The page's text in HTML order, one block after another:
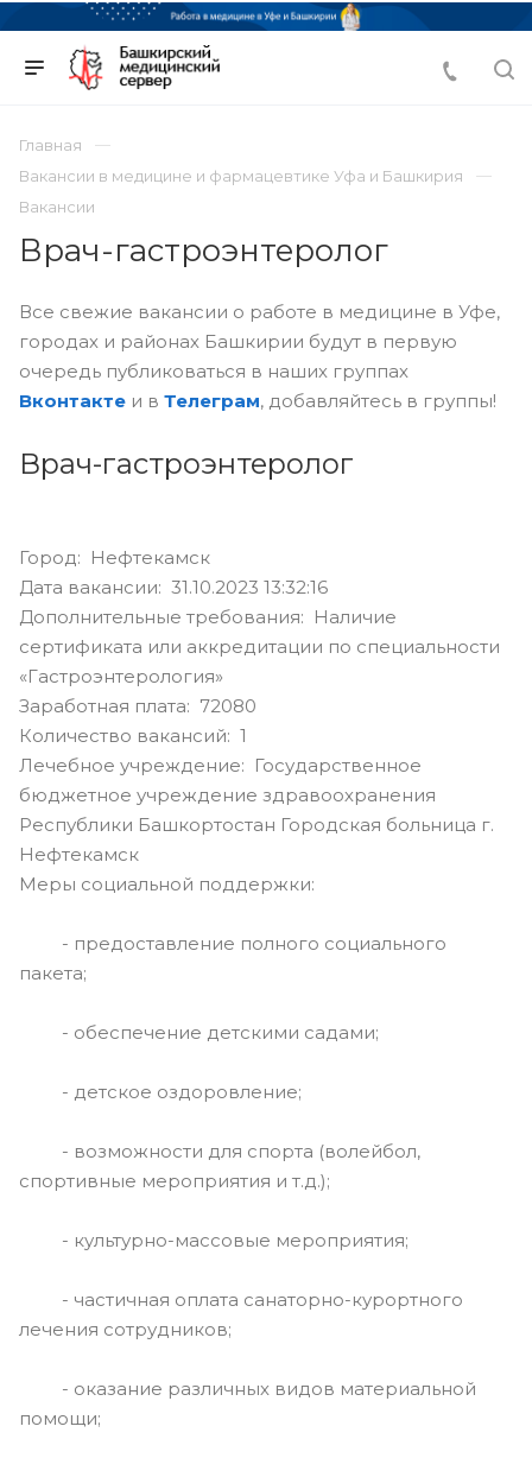
Главная
Вакансии в медицине и фармацевтике Уфа и Башкирия
Вакансии
Врач-гастроэнтеролог
Все свежие вакансии о работе в медицине в Уфе,
городах и районах Башкирии будут в первую
очередь публиковаться в наших группах
Вконтакте и в Телеграм, добавляйтесь в группы!
Врач-гастроэнтеролог
Город: Нефтекамск
Дата вакансии: 31.10.2023 13:32:16
Дополнительные требования: Наличие
сертификата или аккредитации по специальности
«Гастроэнтерология»
Заработная плата: 72080
Количество вакансий: 1
Лечебное учреждение: Государственное
бюджетное учреждение здравоохранения
Республики Башкортостан Городская больница г.
Нефтекамск
Меры социальной поддержки:
- предоставление полного социального
пакета;
- обеспечение детскими садами;
- детское оздоровление;
- возможности для спорта (волейбол,
спортивные мероприятия и т.д.);
- культурно-массовые мероприятия;
- частичная оплата санаторно-курортного
лечения сотрудников;
- оказание различных видов материальной
помощи;